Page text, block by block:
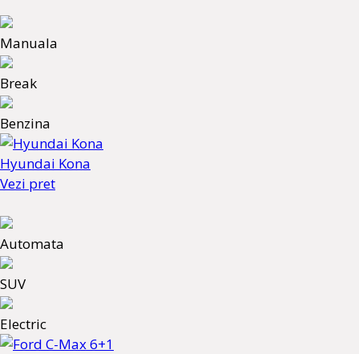
Manuala
Break
Benzina
Hyundai Kona
Vezi pret
Automata
SUV
Electric